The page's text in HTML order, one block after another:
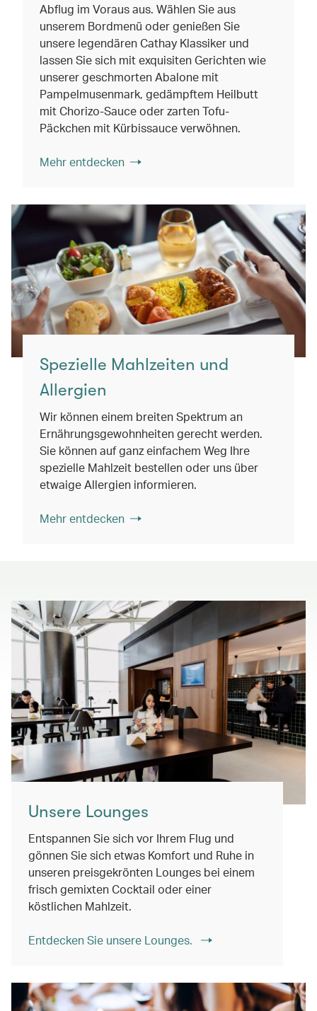
Abflug im Voraus aus. Wählen Sie aus
unserem Bordmenü oder genießen Sie
unsere legendären Cathay Klassiker und
lassen Sie sich mit exquisiten Gerichten wie
unserer geschmorten Abalone mit
Pampelmusenmark, gedämpftem Heilbutt
mit Chorizo-Sauce oder zarten Tofu-
Päckchen mit Kürbissauce verwöhnen.
Mehr entdecken
Spezielle Mahlzeiten und
Allergien
Wir können einem breiten Spektrum an
Ernährungsgewohnheiten gerecht werden.
Sie können auf ganz einfachem Weg Ihre
spezielle Mahlzeit bestellen oder uns über
etwaige Allergien informieren.
Mehr entdecken
Unsere Lounges
Entspannen Sie sich vor Ihrem Flug und
gönnen Sie sich etwas Komfort und Ruhe in
unseren preisgekrönten Lounges bei einem
frisch gemixten Cocktail oder einer
köstlichen Mahlzeit.
Entdecken Sie unsere Lounges.